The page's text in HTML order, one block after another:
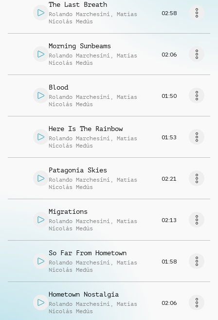
The Last Breath
Rolando Marchesini , Matías
Nicolás Medús
02:58
Morning Sunbeams
Rolando Marchesini , Matías
Nicolás Medús
02:06
Blood
Rolando Marchesini , Matías
Nicolás Medús
01:50
Here Is The Rainbow
Rolando Marchesini , Matías
Nicolás Medús
01:53
Patagonia Skies
Rolando Marchesini , Matías
Nicolás Medús
02:21
Migrations
Rolando Marchesini , Matías
Nicolás Medús
02:13
So Far From Hometown
Rolando Marchesini , Matías
Nicolás Medús
01:58
Hometown Nostalgia
Rolando Marchesini , Matías
Nicolás Medús
02:06